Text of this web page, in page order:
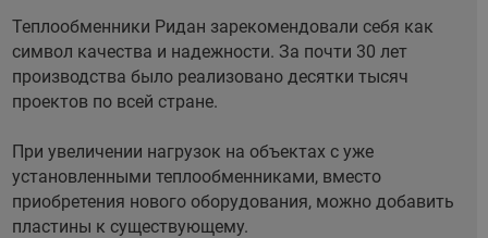
Теплообменники Ридан зарекомендовали себя как
символ качества и надежности. За почти 30 лет
производства было реализовано десятки тысяч
проектов по всей стране.
При увеличении нагрузок на объектах с уже
установленными теплообменниками, вместо
приобретения нового оборудования, можно добавить
пластины к существующему.